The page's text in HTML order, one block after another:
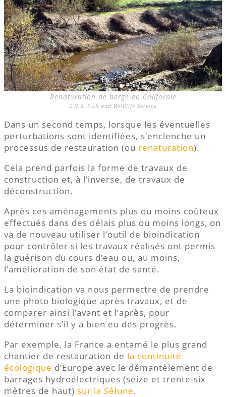
Renaturation de berge en Californie
U.S. Fish and Wildlife Service
Dans un second temps, lorsque les éventuelles
perturbations sont identifiées, s’enclenche un
processus de restauration (ou renaturation).
Cela prend parfois la forme de travaux de
construction et, à l’inverse, de travaux de
déconstruction.
Après ces aménagements plus ou moins coûteux
effectués dans des délais plus ou moins longs, on
va de nouveau utiliser l’outil de bioindication
pour contrôler si les travaux réalisés ont permis
la guérison du cours d’eau ou, au moins,
l’amélioration de son état de santé.
La bioindication va nous permettre de prendre
une photo biologique après travaux, et de
comparer ainsi l’avant et l’après, pour
déterminer s’il y a bien eu des progrès.
Par exemple, la France a entamé le plus grand
chantier de restauration de la continuité
écologique d’Europe avec le démantèlement de
barrages hydroélectriques (seize et trente-six
mètres de haut) sur la Sélune.